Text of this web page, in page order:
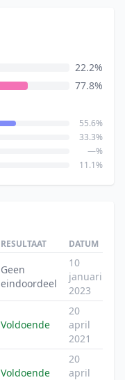
22.2%
77.8%
55.6%
33.3%
—%
11.1%
RESULTAAT DATUM
Geen
eindoordeel
10
januari
2023
Voldoende
20
april
2021
Voldoende
20
april